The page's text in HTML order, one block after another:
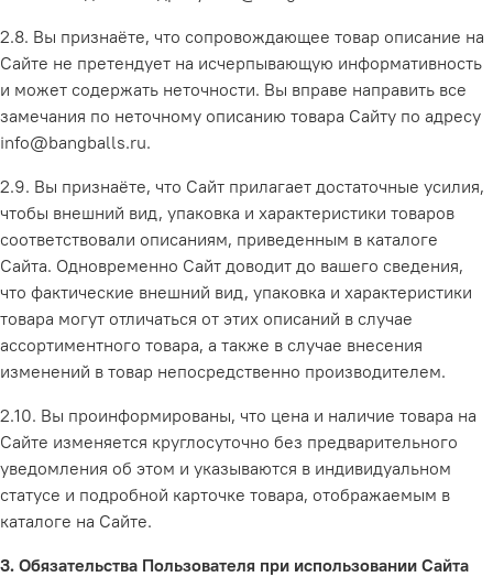
2.8. Вы признаёте, что сопровождающее товар описание на
Сайте не претендует на исчерпывающую информативность
и может содержать неточности. Вы вправе направить все
замечания по неточному описанию товара Сайту по адресу
info@bangballs.ru.
2.9. Вы признаёте, что Сайт прилагает достаточные усилия,
чтобы внешний вид, упаковка и характеристики товаров
соответствовали описаниям, приведенным в каталоге
Сайта. Одновременно Сайт доводит до вашего сведения,
что фактические внешний вид, упаковка и характеристики
товара могут отличаться от этих описаний в случае
ассортиментного товара, а также в случае внесения
изменений в товар непосредственно производителем.
2.10. Вы проинформированы, что цена и наличие товара на
Сайте изменяется круглосуточно без предварительного
уведомления об этом и указываются в индивидуальном
статусе и подробной карточке товара, отображаемым в
каталоге на Сайте.
3. Обязательства Пользователя при использовании Сайта